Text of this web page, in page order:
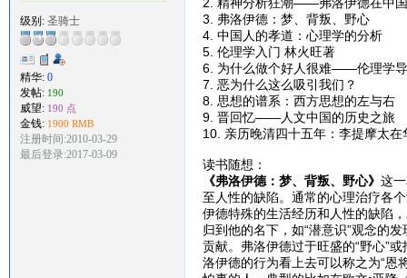
级别: 圣骑士
精华: 0
发帖: 190
威望: 190 点
金钱: 1900 RMB
注册时间:2010-03-29
最后登录:2017-03-09
2. 精神分析狂潮——弗洛伊德在中国
3. 弗洛伊德：梦、背叛、野心
4. 中国人的孝道：心理学的分析
5. 伦理学入门 林火旺著
6. 为什么做个好人很难——伦理学
7. 恶为什么这么吸引我们？
8. 思想的谱系：西方思想的左与右
9. 晋回忆——人文中国的历史之旅
10. 亲历晚清四十五年：李提摩太在
读书随想：
《弗洛伊德：梦、背叛、野心》 这
至人性的缺陷。通常的心理治疗各
伊德特殊的生活经历和人性的缺陷
归到他的名下，如“潜意识”观念的
贡献。弗洛伊德过于旺盛的“野心”
洛伊德的行为看上去可以称之为“恩